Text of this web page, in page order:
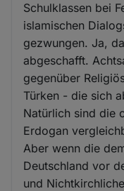
Schulklassen bei
islamischen
gezwungen. Ja,
abgeschafft.
gegenüber
Türken - die sich
Natürlich sind die
Erdogan
Aber wenn die
Deutschland vor
und